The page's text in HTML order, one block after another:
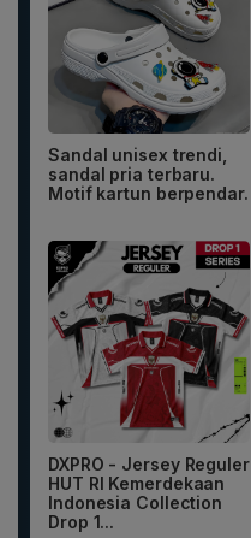
Sandal unisex trendi,
sandal pria terbaru.
Motif kartun berpendar.
DXPRO - Jersey Reguler
HUT RI Kemerdekaan
Indonesia Collection
Drop 1...